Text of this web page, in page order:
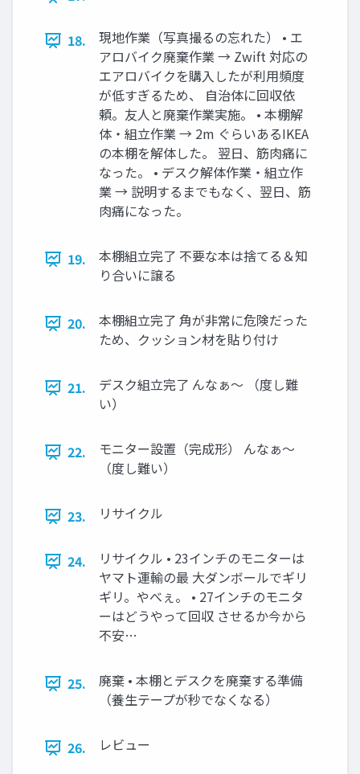
18.
現地作業（写真撮るの忘れた） • エ
アロバイク廃棄作業 → Zwift 対応の
エアロバイクを購入したが利用頻度
が低すぎるため、 自治体に回収依
頼。友人と廃棄作業実施。 • 本棚解
体・組立作業 → 2m ぐらいあるIKEA
の本棚を解体した。 翌日、筋肉痛に
なった。 • デスク解体作業・組立作
業 → 説明するまでもなく、翌日、筋
肉痛になった。
19.
本棚組立完了 不要な本は捨てる＆知
り合いに譲る
20.
本棚組立完了 角が非常に危険だった
ため、クッション材を貼り付け
21.
デスク組立完了 んなぁ〜 （度し難
い）
22.
モニター設置（完成形） んなぁ〜
（度し難い）
23. リサイクル
24.
リサイクル • 23インチのモニターは
ヤマト運輸の最 大ダンボールでギリ
ギリ。やべぇ。 • 27インチのモニタ
ーはどうやって回収 させるか今から
不安…
25.
廃棄 • 本棚とデスクを廃棄する準備
（養生テープが秒でなくなる）
26. レビュー